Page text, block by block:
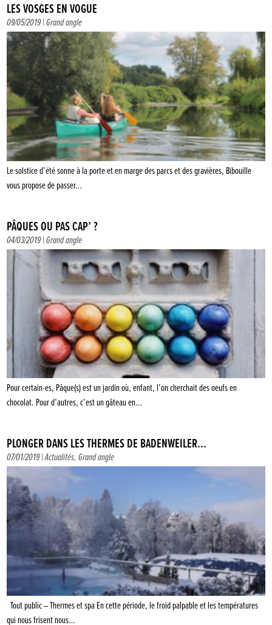
LES VOSGES EN VOGUE
09/05/2019 |Grand angle
Le solstice d’été sonne à la porte et en marge des parcs et des gravières, Bibouille
vous propose de passer…
PÂQUES OU PAS CAP’ ?
04/03/2019 |Grand angle
Pour certain·es, Pâque(s) est un jardin où, enfant, l’on cherchait des oeufs en
chocolat. Pour d’autres, c’est un gâteau en…
PLONGER DANS LES THERMES DE BADENWEILER…
07/01/2019 |Actualités,Grand angle
Tout public – Thermes et spa En cette période, le froid palpable et les températures
qui nous frisent nous…